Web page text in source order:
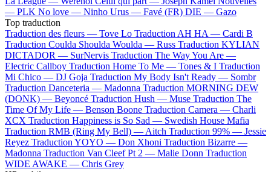
— PLK No love — Ninho Urus — Favé (FR) DIE — Gazo
Top traduction
Traduction des fleurs — Tove Lo Traduction AH HA — Cardi B
Traduction Coulda Shoulda Woulda — Russ Traduction KYLIAN
DICTADOR — SurNervis Traduction The Way You Are —
Electric Callboy Traduction Home To Me — Tones & I Traduction
Mi Chico — DJ Goja Traduction My Body Isn't Ready — Sombr
Traduction Danceteria — Madonna Traduction MORNING DEW
(DONK) — Beyoncé Traduction Hush — Muse Traduction The
Time Of My Life — Benson Boone Traduction Camera — Charli
XCX Traduction Happiness is So Sad — Swedish House Mafia
Traduction RMB (Ring My Bell) — Aitch Traduction 99% — Jessie
Reyez Traduction YOYO — Don Xhoni Traduction Bizarre —
Madonna Traduction Van Cleef Pt 2 — Malie Donn Traduction
WIDE AWAKE — Chris Grey